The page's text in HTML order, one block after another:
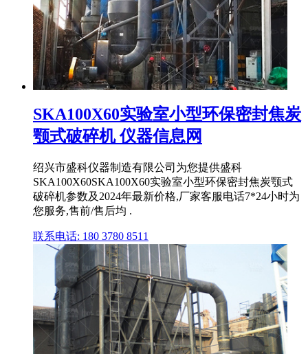
SKA100X60实验室小型环保密封焦炭
颚式破碎机 仪器信息网
绍兴市盛科仪器制造有限公司为您提供盛科
SKA100X60SKA100X60实验室小型环保密封焦炭颚式
破碎机参数及2024年最新价格,厂家客服电话7*24小时为
您服务,售前/售后均 .
联系电话: 180 3780 8511